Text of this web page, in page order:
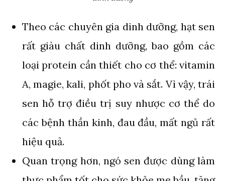
Theo các chuyên gia dinh dưỡng, hạt sen
rất giàu chất dinh dưỡng, bao gồm các
loại protein cần thiết cho cơ thể: vitamin
A, magie, kali, phốt pho và sắt. Vì vậy, trái
sen hỗ trợ điều trị suy nhược cơ thể do
các bệnh thần kinh, đau đầu, mất ngủ rất
hiệu quả.
Quan trọng hơn, ngó sen được dùng làm